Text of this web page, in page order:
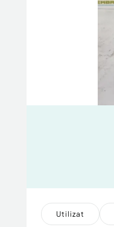
Utilizat